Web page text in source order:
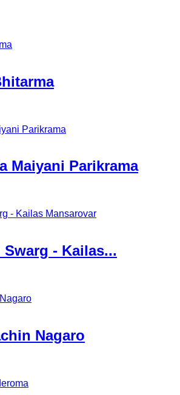
Maiyani Parikrama
- Kailas...
Nagaro